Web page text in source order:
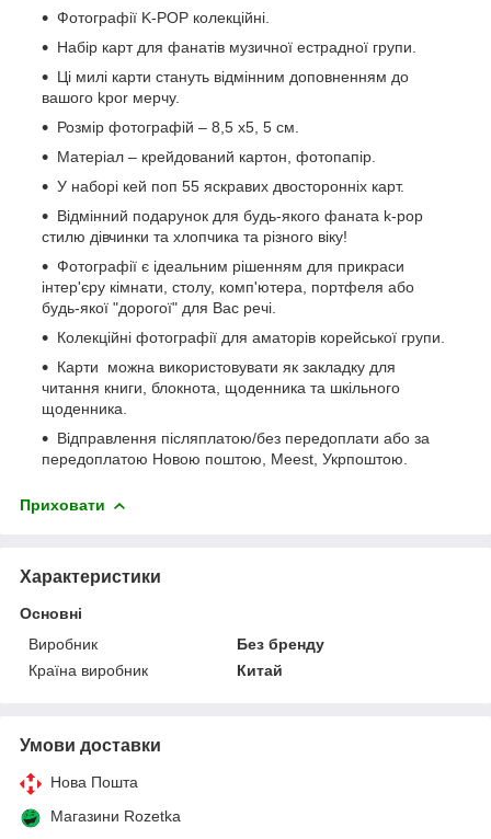
Фотографії K-POP колекційні.
Набір карт для фанатів музичної естрадної групи.
Ці милі карти стануть відмінним доповненням до
вашого kpor мерчу.
Розмір фотографій – 8,5 х5, 5 см.
Матеріал – крейдований картон, фотопапір.
У наборі кей поп 55 яскравих двосторонніх карт.
Відмінний подарунок для будь-якого фаната k-pop
стилю дівчинки та хлопчика та різного віку!
Фотографії є ідеальним рішенням для прикраси
інтер'єру кімнати, столу, комп'ютера, портфеля або
будь-якої "дорогої" для Вас речі.
Колекційні фотографії для аматорів корейської групи.
Карти можна використовувати як закладку для
читання книги, блокнота, щоденника та шкільного
щоденника.
Відправлення післяплатою/без передоплати або за
передоплатою Новою поштою, Meest, Укрпоштою.
Приховати
Характеристики
Основні
Виробник
Без бренду
Країна виробник
Китай
Умови доставки
Нова Пошта
Магазини Rozetka